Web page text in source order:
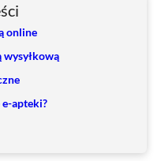
online
apteki?